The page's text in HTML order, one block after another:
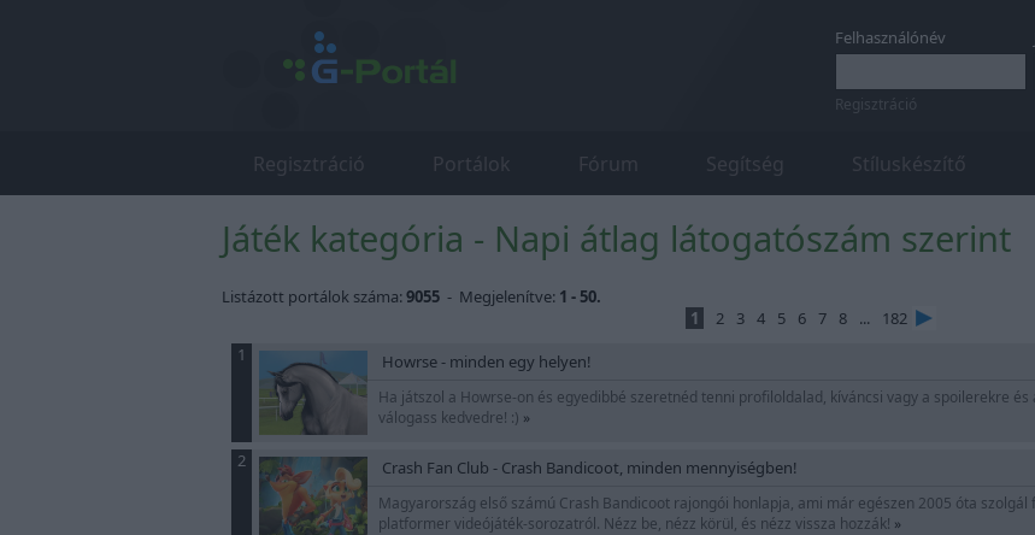
Felhasználónév
Regisztráció
Regisztráció Portálok Fórum Segítség Stíluskészítő
Játék kategória - Napi átlag látogatószám szerint
Listázott portálok száma:9055- Megjelenítve: 1 - 50.
1
2 3 4 5 6 7 8 ...
182
1
Howrse - minden egy helyen!
Ha játszol a Howrse-on és egyedibbé szeretnéd tenni profiloldalad, kíváncsi vagy a spoilerekre
válogass kedvedre! :) »
2 Crash Fan Club - Crash Bandicoot, minden mennyiségben!
Magyarország első számú Crash Bandicoot rajongói honlapja, ami már egészen 2005 óta
platformer videójáték-sorozatról. Nézz be, nézz körül, és nézz vissza hozzák! »